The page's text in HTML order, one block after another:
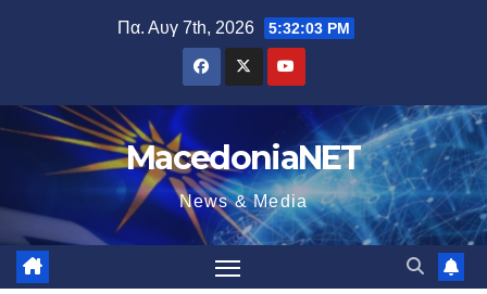
Πα. Αυγ 7th, 2026 5:32:04 PM
MacedoniaNET
News & Media